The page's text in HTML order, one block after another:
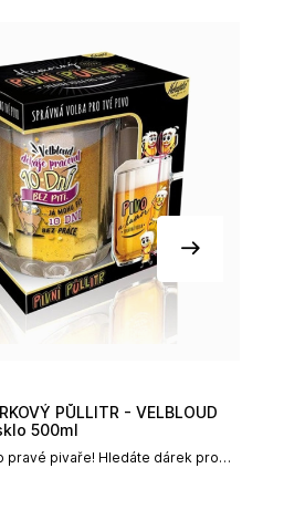
pravé pivaře! Hledáte dárek pro
pivní půllitr s potiskem...
500ml